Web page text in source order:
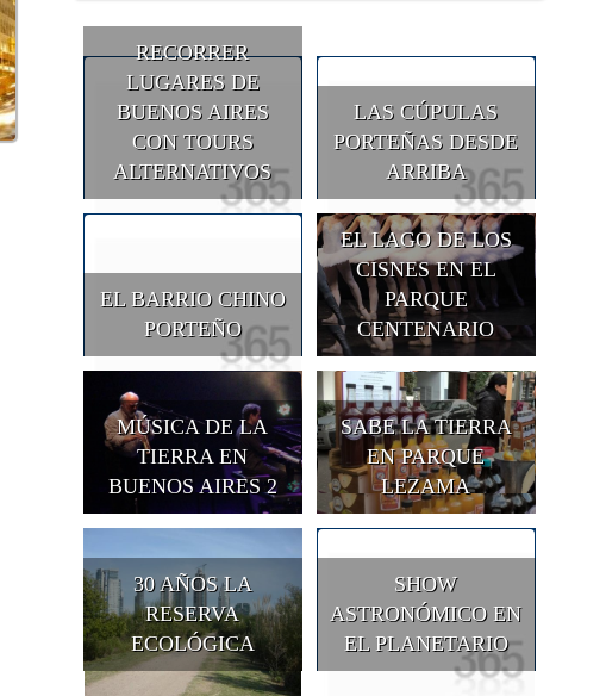
RECORRER
LUGARES DE
BUENOS AIRES
CON TOURS
ALTERNATIVOS
LAS CÚPULAS
PORTEÑAS DESDE
ARRIBA
EL BARRIO CHINO
PORTEÑO
EL LAGO DE LOS
CISNES EN EL
PARQUE
CENTENARIO
MÚSICA DE LA
TIERRA EN
BUENOS AIRES 2
SABE LA TIERRA
EN PARQUE
LEZAMA
30 AÑOS LA
RESERVA
ECOLÓGICA
SHOW
ASTRONÓMICO EN
EL PLANETARIO